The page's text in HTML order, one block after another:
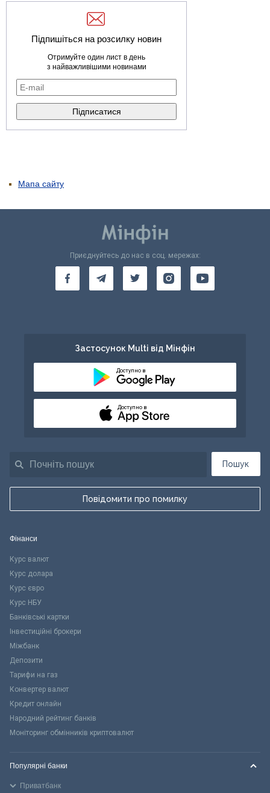
Підпишіться на розсилку новин
Отримуйте один лист в день
з найважливішими новинами
Мапа сайту
Пошук
Повідомити про помилку
Приєднуйтесь до нас в соц. мережах:
Застосунок Multi від Мінфін
Доступно в
Доступно в
Фінанси
Курс валют
Курс долара
Курс євро
Курс НБУ
Банківські картки
Інвестиційні брокери
Міжбанк
Депозити
Тарифи на газ
Конвертер валют
Кредит онлайн
Народний рейтинг банків
Моніторинг обмінників криптовалют
Популярні банки
Приватбанк